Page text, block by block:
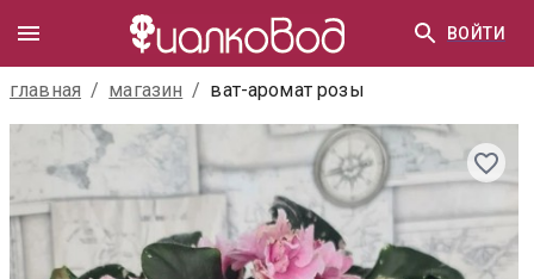
ВОЙТИ
главная / магазин / ват-аромат розы